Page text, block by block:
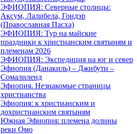
ЭФИОПИЯ: Северные столицы:
Аксум, Лалибела, Гондэр
(Православная Пасха)
ЭФИОПИЯ: Тур на майские
праздники к христианским святыням и
племенам 2026
ЭФИОПИЯ: Экспедиция на юг и север
Эфиопия (Данакиль) – Джибути –
Cомалиленд
Эфиопия. Незнакомые страницы
христианства
Эфиопия: к христианским и
дохристианским святыням
Южная Эфиопия: племена долины
реки Омо